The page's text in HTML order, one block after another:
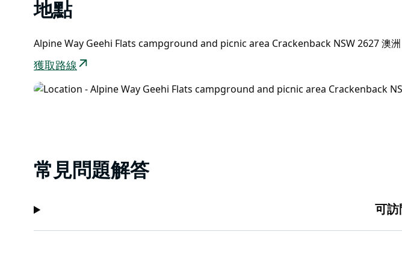
Hut。以同樣的方式返回。
地點
Alpine Way Geehi Flats campground and picnic area Crackenback NSW 2627 澳洲
獲取路線
常見問題解答
可